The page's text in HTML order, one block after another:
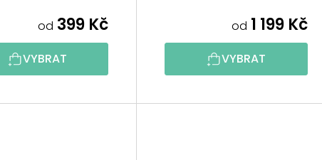
od 399 Kč
VYBRAT
od 1 199 Kč
VYBRAT